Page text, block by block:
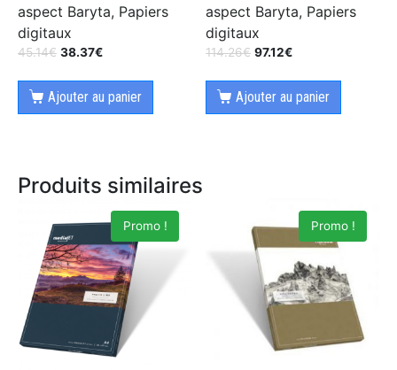
aspect Baryta, Papiers
digitaux
45.14€ 38.37€
Ajouter au panier
aspect Baryta, Papiers
digitaux
114.26€ 97.12€
Ajouter au panier
Produits similaires
Promo ! Promo !